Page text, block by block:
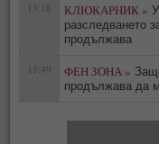
13:18 КЛЮКАРНИК »
разследването
продължава
11:49 ФЕН ЗОНА »
продължава да